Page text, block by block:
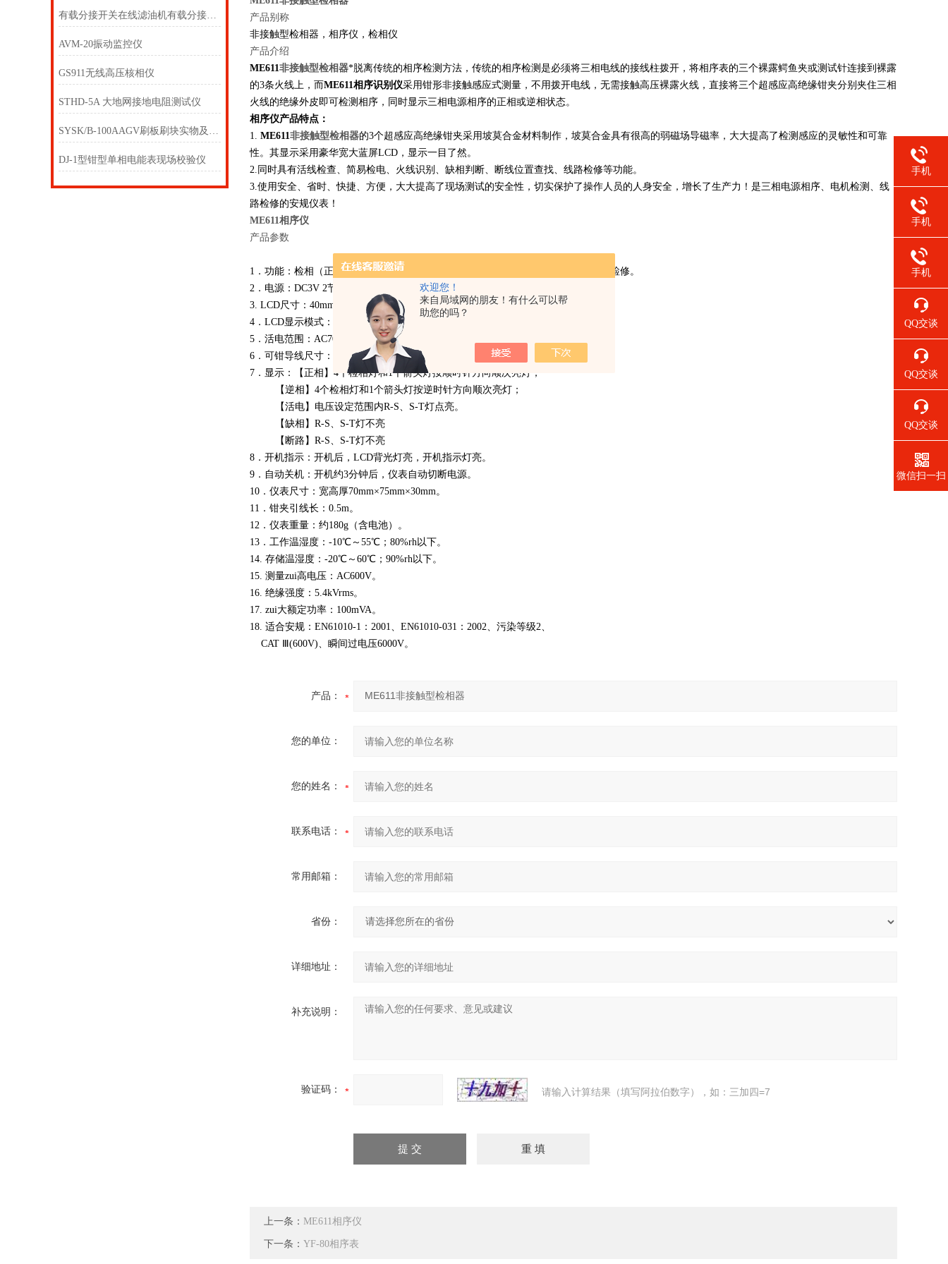
欢迎您！
来自局域网的朋友！有什么可以帮
助您的吗？
有载分接开关在线滤油机有载分接开关在线滤油机
AVM-20振动监控仪
GS911无线高压核相仪
STHD-5A 大地网接地电阻测试仪
SYSK/B-100AAGV刷板刷块实物及图纸
DJ-1型钳型单相电能表现场校验仪
产品别称
非接触型检相器，相序仪，检相仪
产品介绍
ME611非接触型检相器*脱离传统的相序检测方法，传统的相序检测是必须将三相电线的接线柱拨开，将相序表的三个裸露鳄鱼夹或测试针连接到裸露
的3条火线上，而ME611相序识别仪采用钳形非接触感应式测量，不用拨开电线，无需接触高压裸露火线，直接将三个超感应高绝缘钳夹分别夹住三相
火线的绝缘外皮即可检测相序，同时显示三相电源相序的正相或逆相状态。
相序仪产品特点：
1. ME611非接触型检相器的3个超感应高绝缘钳夹采用坡莫合金材料制作，坡莫合金具有很高的弱磁场导磁率，大大提高了检测感应的灵敏性和可靠
性。其显示采用豪华宽大蓝屏LCD，显示一目了然。
2.同时具有活线检查、简易检电、火线识别、缺相判断、断线位置查找、线路检修等功能。
3.使用安全、省时、快捷、方便，大大提高了现场测试的安全性，切实保护了操作人员的人身安全，增长了生产力！是三相电源相序、电机检测、线
路检修的安规仪表！
ME611相序仪
产品参数
1．功能：检相（正相，逆相）、活线检查、简易检电、缺相判断、断路查找、线路检修。
2．电源：DC3V 2节5号锰合金电池(R6P），连续使用时间约200小时。
3. LCD尺寸：40mm×33.5mm；显示域：38mm×26mm。
4．LCD显示模式：HTN豪华蓝屏。
5．活电范围：AC70～600V，40～70Hz(正弦波连续输入）。
6．可钳导线尺寸：外径ø18mm（相当导线截面积120mm2）的绝缘电线。
7．显示：【正相】4个检相灯和1个箭头灯按顺时针方向顺次亮灯；
【逆相】4个检相灯和1个箭头灯按逆时针方向顺次亮灯；
【活电】电压设定范围内R-S、S-T灯点亮。
【缺相】R-S、S-T灯不亮
【断路】R-S、S-T灯不亮
8．开机指示：开机后，LCD背光灯亮，开机指示灯亮。
9．自动关机：开机约3分钟后，仪表自动切断电源。
10．仪表尺寸：宽高厚70mm×75mm×30mm。
11．钳夹引线长：0.5m。
12．仪表重量：约180g（含电池）。
13．工作温湿度：-10℃～55℃；80%rh以下。
14. 存储温湿度：-20℃～60℃；90%rh以下。
15. 测量zui高电压：AC600V。
16. 绝缘强度：5.4kVrms。
17. zui大额定功率：100mVA。
18. 适合安规：EN61010-1：2001、EN61010-031：2002、污染等级2、
CAT Ⅲ(600V)、瞬间过电压6000V。
产品：
您的单位：
您的姓名：
联系电话：
常用邮箱：
省份：
详细地址：
补充说明：
验证码： 请输入计算结果（填写阿拉伯数字），如：三加四=7
上一条： ME611相序仪
下一条： YF-80相序表
手机
手机
手机
QQ交谈
QQ交谈
QQ交谈
微信扫一扫